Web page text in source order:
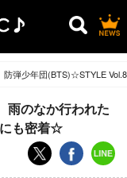
防弾少年団(BTS)☆STYLE
のなか行われた
も密着☆